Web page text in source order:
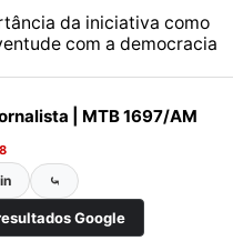
da iniciativa como
com a democracia
| MTB 1697/AM
in ⤿
Google